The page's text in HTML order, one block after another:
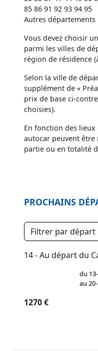
85 86 91 92 93 94 95
Autres
Vous devez choisir
parmi les villes de
région de résidence
Selon la ville de
supplément de «
prix de base ci-
choisies).
En fonction des
autocar peuvent être
partie ou en totalité
14 - Au départ du
du
au
1270 €
PROCHAINS
Filtrer par départ